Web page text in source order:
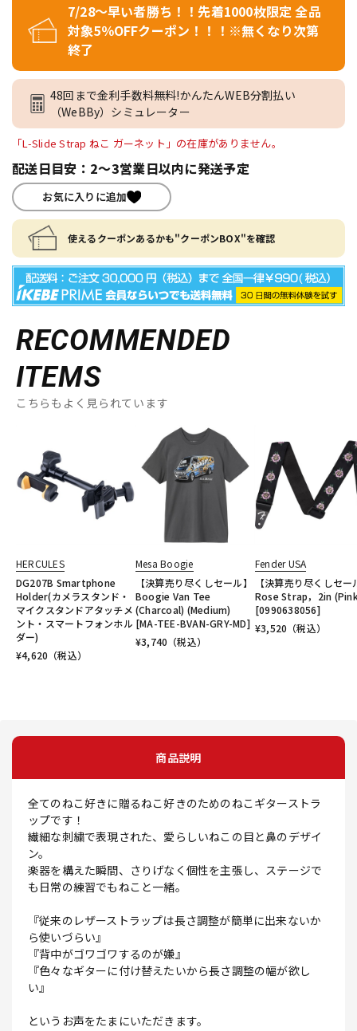
7/28～早い者勝ち！！先着1000枚限定 全品
対象5％OFFクーポン！！！※無くなり次第
終了
48回まで金利手数料無料!かんたんWEB分割払い
（WeBBy）シミュレーター
「L-Slide Strap ねこ ガーネット」の在庫がありません。
配送日目安：2～3営業日以内に発送予定
お気に入りに追加
使えるクーポンあるかも"クーポンBOX"を確認
RECOMMENDED
ITEMS
こちらもよく見られています
HERCULES
DG207B Smartphone
Holder(カメラスタンド・
マイクスタンドアタッチメ
ント・スマートフォンホル
ダー)
¥4,620 （税込）
Mesa Boogie
【決算売り尽くしセール】
Boogie Van Tee
(Charcoal) (Medium)
[MA-TEE-BVAN-GRY-MD]
¥3,740 （税込）
Fender USA
【決算売り尽くしセー
Rose Strap，2in
[0990638056]
¥3,520 （税込）
商品説明
全てのねこ好きに贈るねこ好きのためのねこギターストラ
ップです！
繊細な刺繍で表現された、愛らしいねこの目と鼻のデザイ
ン。
楽器を構えた瞬間、さりげなく個性を主張し、ステージで
も日常の練習でもねこと一緒。
『従来のレザーストラップは長さ調整が簡単に出来ないか
ら使いづらい』
『背中がゴワゴワするのが嫌』
『色々なギターに付け替えたいから長さ調整の幅が欲し
い』
というお声をたまにいただきます。